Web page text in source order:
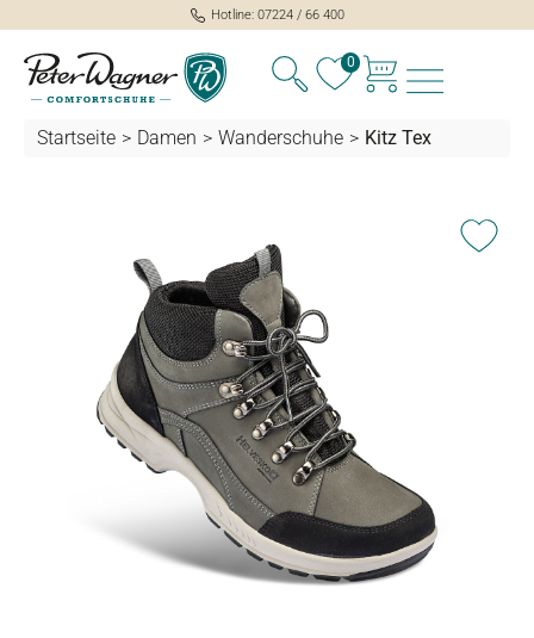
springen
Hotline: 07224 / 66 400
0
Startseite > Damen > Wanderschuhe > Kitz Tex